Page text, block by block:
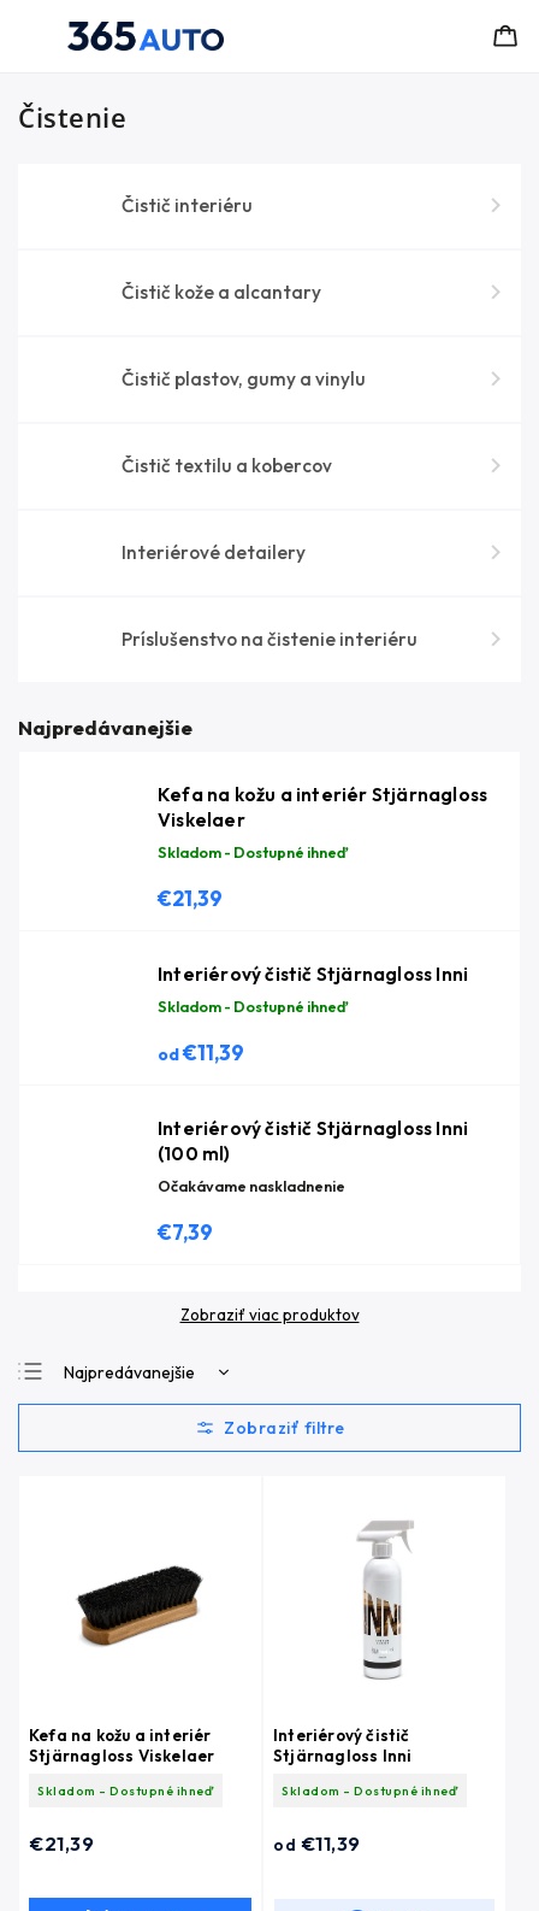
Čistenie
Čistič interiéru
Čistič kože a alcantary
Čistič plastov, gumy a vinylu
Čistič textilu a kobercov
Interiérové detailery
Príslušenstvo na čistenie interiéru
Najpredávanejšie
Kefa na kožu a interiér Stjärnagloss
Viskelaer
Skladom - Dostupné ihneď
€21,39
Interiérový čistič Stjärnagloss Inni
Skladom - Dostupné ihneď
od€11,39
Interiérový čistič Stjärnagloss Inni
(100 ml)
Očakávame naskladnenie
€7,39
Zobraziť viac produktov
Najpredávanejšie
Najlacnejšie
Najdrahšie
Kefa na kožu a interiér
Stjärnagloss Viskelaer
Skladom - Dostupné ihneď
€21,39
Interiérový čistič
Stjärnagloss Inni
Skladom - Dostupné ihneď
od €11,39